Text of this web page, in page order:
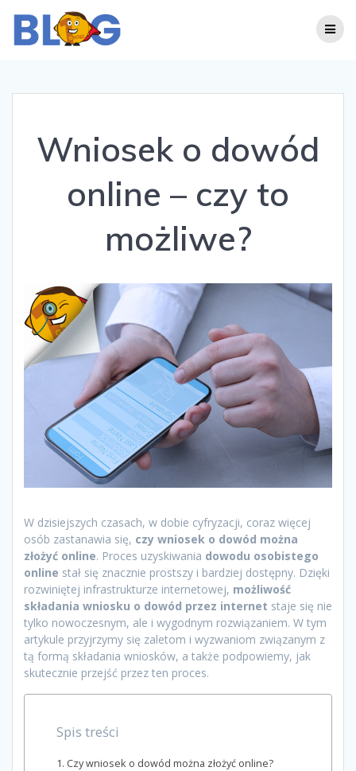
Wniosek o dowód
online – czy to
możliwe?
W dzisiejszych czasach, w dobie cyfryzacji, coraz więcej
osób zastanawia się, czy wniosek o dowód można
złożyć online. Proces uzyskiwania dowodu osobistego
online stał się znacznie prostszy i bardziej dostępny. Dzięki
rozwiniętej infrastrukturze internetowej, możliwość
składania wniosku o dowód przez internet staje się nie
tylko nowoczesnym, ale i wygodnym rozwiązaniem. W tym
artykule przyjrzymy się zaletom i wyzwaniom związanym z
tą formą składania wniosków, a także podpowiemy, jak
skutecznie przejść przez ten proces.
Spis treści
Czy wniosek o dowód można złożyć online?